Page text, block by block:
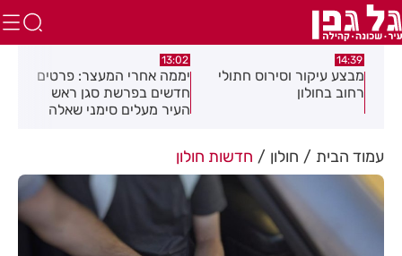
14:39
מבצע עיקור וסירוס חתולי
רחוב בחולון
13:02
יממה אחרי המעצר: פרטים
חדשים בפרשת סגן ראש
העיר מעלים סימני שאלה
עמוד הבית חולון חדשות חולון